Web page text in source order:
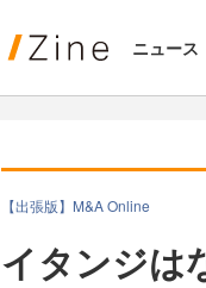
ニュース
【出張版】M&A Online
イタンジは